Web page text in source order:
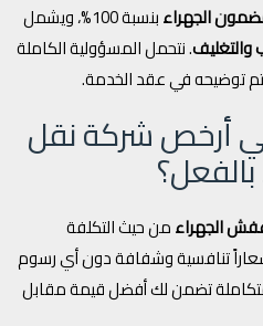
الجهراء
بنسبة 100%، ويشمل
والتغليف. نتحمل المسؤولية الكاملة
توضيحه في عقد الخدمة.
أرخص شركة نقل
الجهراءمن حيث التكلفة
تنافسية وشفافة دون أي رسوم
تضمن لك أفضل قيمة مقابل